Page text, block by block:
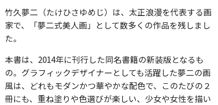
竹久夢二（たけひさゆめじ）は、太正浪漫を代表する画
家で、「夢二式美人画」として数多くの作品を残しまし
た。
本書は、2014年に刊行した同名書籍の新装版となるも
の。グラフィックデザイナーとしても活躍した夢二の画
風は、どれもモダンかつ華やかな配色で、このたびの２
冊にも、重ね塗りや色選びが楽しい、少女や女性を描い